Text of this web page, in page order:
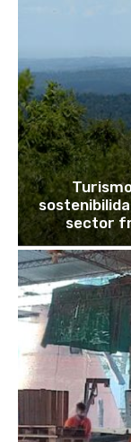
sector